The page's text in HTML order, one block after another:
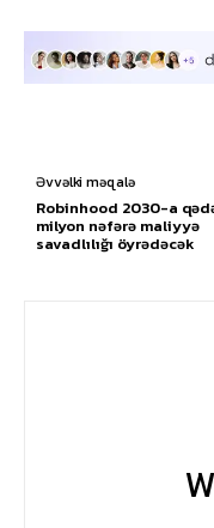
Əvvəlki məqalə
Robinhood 2030-a
milyon nəfərə maliyyə
savadlılığı öyrədəcək